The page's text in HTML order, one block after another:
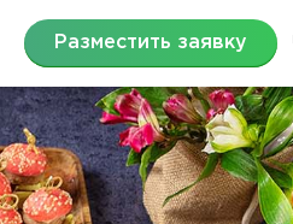
Разместить заявку